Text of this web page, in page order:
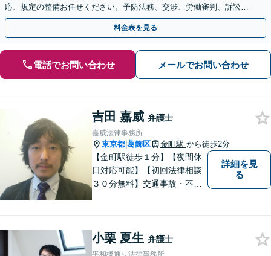
応、規定の整備お任せください。予防法務、交渉、労働審判、訴訟の
各段階に迅速に対応いたします！
料金表を見る
電話でお問い合わせ メールでお問い合わせ
吉田 嘉威 弁護士
嘉威法律事務所
東京都|葛飾区 金町駅 から徒歩2分
【金町駅徒歩１分】【夜間休
日対応可能】【初回法律相談
３０分無料】交通事故・不動
事務所です。培ってきたスキ
ルを生かした弁護活動を行い
詳細を見
る
小栗 夏生 弁護士
平和橋通り法律事務所